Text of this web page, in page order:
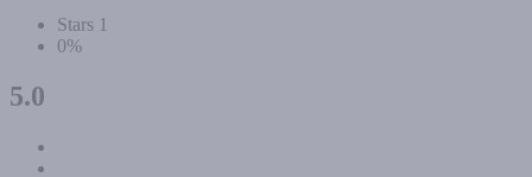
Stars 1
0%
5.0